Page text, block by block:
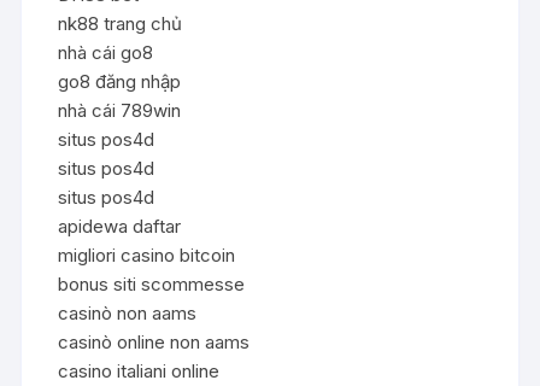
nk88 trang chủ
nhà cái go8
go8 đăng nhập
nhà cái 789win
situs pos4d
situs pos4d
situs pos4d
apidewa daftar
migliori casino bitcoin
bonus siti scommesse
casinò non aams
casinò online non aams
casino italiani online